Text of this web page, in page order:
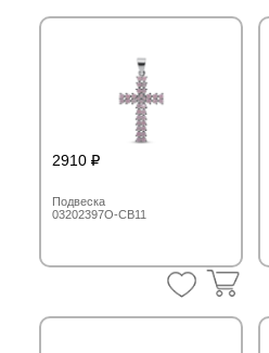
2910
Подвеска
03202397O-CB11